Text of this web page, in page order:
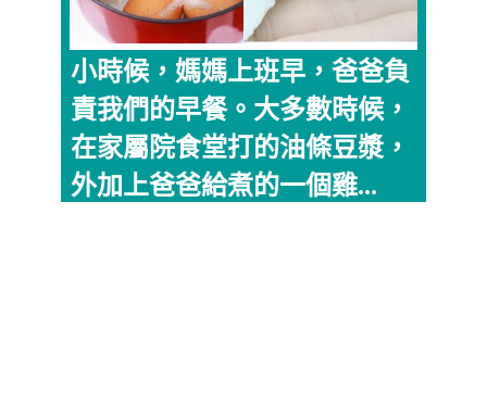
小時候，媽媽上班早，爸爸負
責我們的早餐。大多數時候，
在家屬院食堂打的油條豆漿，
外加上爸爸給煮的一個雞...